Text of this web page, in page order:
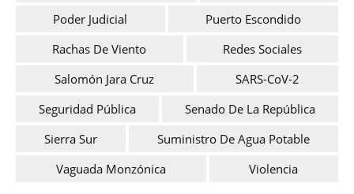
Poder Judicial
Puerto Escondido
Rachas De Viento
Redes Sociales
Salomón Jara Cruz
SARS-CoV-2
Seguridad Pública
Senado De La República
Sierra Sur
Suministro De Agua Potable
Vaguada Monzónica
Violencia